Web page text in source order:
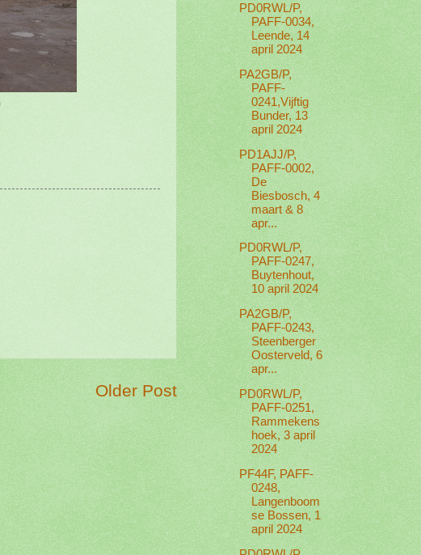
Older Post
PD0RWL/P,
PAFF-0034,
Leende, 14
april 2024
PA2GB/P,
PAFF-
0241,Vijftig
Bunder, 13
april 2024
PD1AJJ/P,
PAFF-0002,
De
Biesbosch, 4
maart & 8
apr...
PD0RWL/P,
PAFF-0247,
Buytenhout,
10 april 2024
PA2GB/P,
PAFF-0243,
Steenberger
Oosterveld, 6
apr...
PD0RWL/P,
PAFF-0251,
Rammekens
hoek, 3 april
2024
PF44F, PAFF-
0248,
Langenboom
se Bossen, 1
april 2024